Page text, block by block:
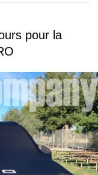
pour la